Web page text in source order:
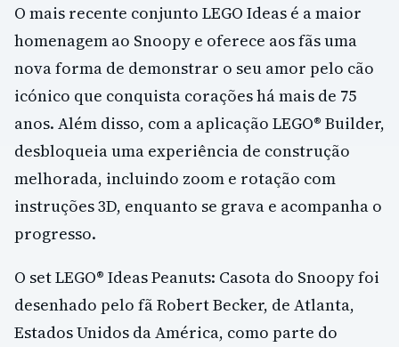
O mais recente conjunto LEGO Ideas é a maior
homenagem ao Snoopy e oferece aos fãs uma
nova forma de demonstrar o seu amor pelo cão
icónico que conquista corações há mais de 75
anos. Além disso, com a aplicação LEGO® Builder,
desbloqueia uma experiência de construção
melhorada, incluindo zoom e rotação com
instruções 3D, enquanto se grava e acompanha o
progresso.
O set LEGO® Ideas Peanuts: Casota do Snoopy foi
desenhado pelo fã Robert Becker, de Atlanta,
Estados Unidos da América, como parte do